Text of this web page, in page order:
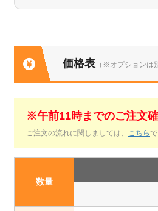
価格表 （※オプションは
※午前11時までのご注文
ご注文の流れに関しましては、 こちら
数量